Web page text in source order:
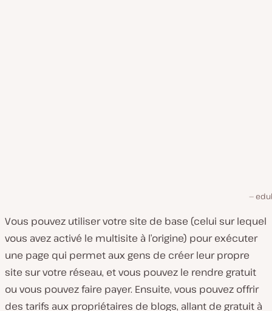
Vous pouvez utiliser votre site de base (celui sur lequel
vous avez activé le multisite à l’origine) pour exécuter
une page qui permet aux gens de créer leur propre
site sur votre réseau, et vous pouvez le rendre gratuit
ou vous pouvez faire payer. Ensuite, vous pouvez offrir
des tarifs aux propriétaires de blogs, allant de gratuit à